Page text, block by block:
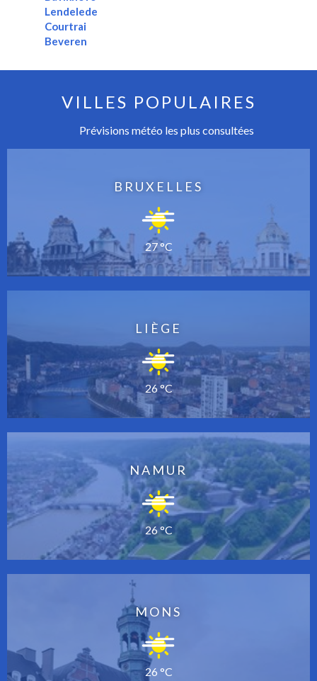
Lendelede
Courtrai
Beveren
VILLES POPULAIRES
Prévisions météo les plus consultées
BRUXELLES
27 °C
LIÈGE
26 °C
NAMUR
26 °C
MONS
26 °C